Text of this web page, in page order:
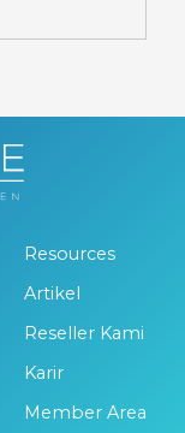
Resources
Artikel
Reseller Kami
Karir
Member Area